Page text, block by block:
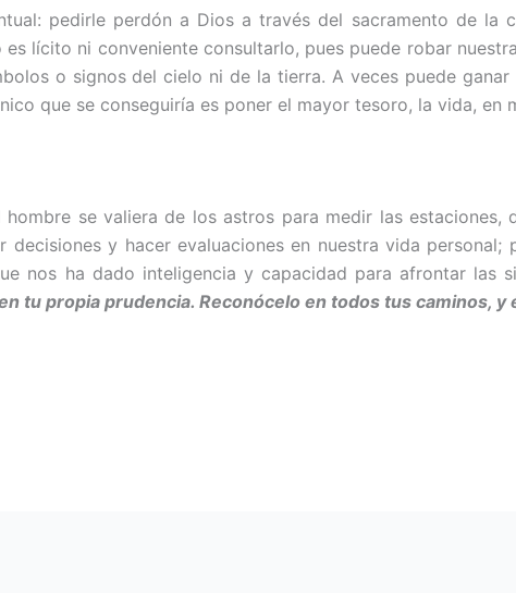
pedirle perdón a Dios a través del sacramento de
lícito ni conveniente consultar­lo, pues puede robar
o signos del cielo ni de la tierra. A veces puede
que se conseguiría es poner el mayor tesoro, la vida, en
se valiera de los astros para medir las es­taciones,
decisiones y ha­cer evaluaciones en nuestra vida
nos ha dado inteligencia y capacidad para afrontar las
tu propia prudencia. Reconócelo en todos tus caminos, y